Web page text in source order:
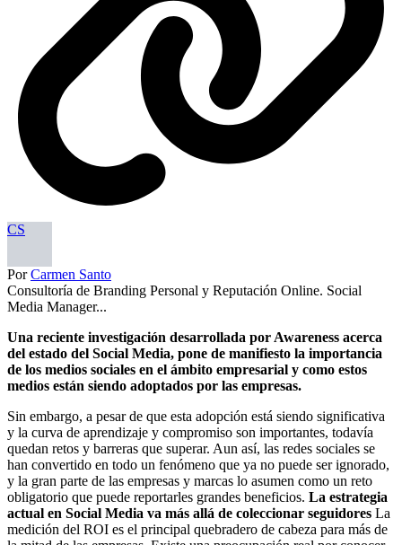
CS
PorCarmen Santo
Consultoría de Branding Personal y Reputación Online. Social
Media Manager...
Una reciente investigación desarrollada por Awareness acerca
del estado del Social Media, pone de manifiesto la importancia
de los medios sociales en el ámbito empresarial y como estos
medios están siendo adoptados por las empresas.
Sin embargo, a pesar de que esta adopción está siendo significativa
y la curva de aprendizaje y compromiso son importantes, todavía
quedan retos y barreras que superar. Aun así, las redes sociales se
han convertido en todo un fenómeno que ya no puede ser ignorado,
y la gran parte de las empresas y marcas lo asumen como un reto
obligatorio que puede reportarles grandes beneficios. La estrategia
actual en Social Media va más allá de coleccionar seguidores La
medición del ROI es el principal quebradero de cabeza para más de